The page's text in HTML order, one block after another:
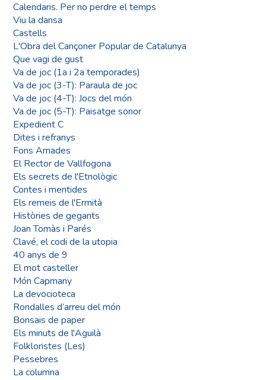
Calendaris. Per no perdre el temps
Viu la dansa
Castells
L'Obra del Cançoner Popular de Catalunya
Que vagi de gust
Va de joc (1a i 2a temporades)
Va de joc (3-T): Paraula de joc
Va de joc (4-T): Jocs del món
Va de joc (5-T): Paisatge sonor
Expedient C
Dites i refranys
Fons Amades
El Rector de Vallfogona
Els secrets de l'Etnològic
Contes i mentides
Els remeis de l'Ermità
Històries de gegants
Joan Tomàs i Parés
Clavé, el codi de la utopia
40 anys de 9
El mot casteller
Món Capmany
La devocioteca
Rondalles d’arreu del món
Bonsais de paper
Els minuts de l'Aguilà
Folkloristes (Les)
Pessebres
La columna